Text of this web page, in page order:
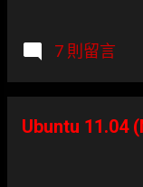
7 則留言
Ubuntu 11.04